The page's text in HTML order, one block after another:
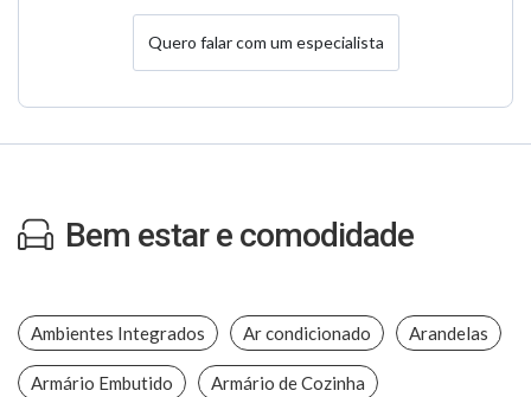
Quero falar com um especialista
Bem estar e comodidade
Ambientes Integrados Ar condicionado Arandelas
Armário Embutido Armário de Cozinha